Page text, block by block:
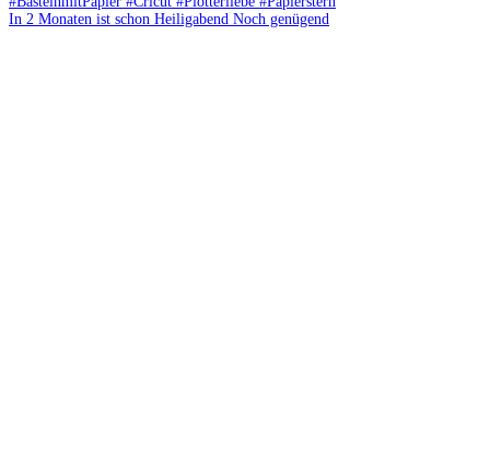
In 2 Monaten ist schon Heiligabend Noch genügend